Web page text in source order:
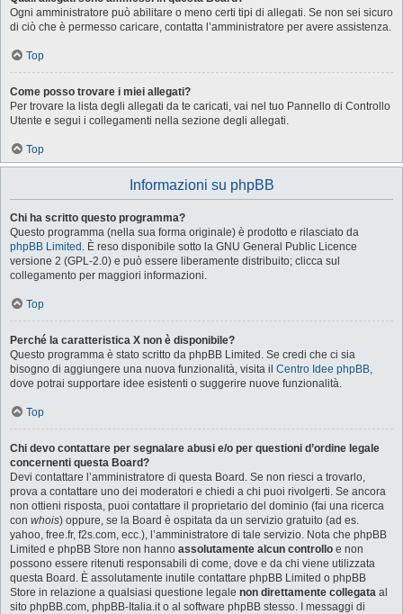
Ogni amministratore può abilitare o meno certi tipi di allegati. Se non sei sicuro
di ciò che è permesso caricare, contatta l’amministratore per avere assistenza.
Top
Come posso trovare i miei allegati?
Per trovare la lista degli allegati da te caricati, vai nel tuo Pannello di Controllo
Utente e segui i collegamenti nella sezione degli allegati.
Top
Informazioni su phpBB
Chi ha scritto questo programma?
Questo programma (nella sua forma originale) è prodotto e rilasciato da
phpBB Limited . È reso disponibile sotto la GNU General Public Licence
versione 2 (GPL-2.0) e può essere liberamente distribuito; clicca sul
collegamento per maggiori informazioni.
Top
Perché la caratteristica X non è disponibile?
Questo programma è stato scritto da phpBB Limited. Se credi che ci sia
bisogno di aggiungere una nuova funzionalità, visita il Centro Idee phpBB,
dove potrai supportare idee esistenti o suggerire nuove funzionalità.
Top
Chi devo contattare per segnalare abusi e/o per questioni d’ordine legale
concernenti questa Board?
Devi contattare l’amministratore di questa Board. Se non riesci a trovarlo,
prova a contattare uno dei moderatori e chiedi a chi puoi rivolgerti. Se ancora
non ottieni risposta, puoi contattare il proprietario del dominio (fai una ricerca
con whois) oppure, se la Board è ospitata da un servizio gratuito (ad es.
yahoo, free.fr, f2s.com, ecc.), l’amministratore di tale servizio. Nota che phpBB
Limited e phpBB Store non hanno assolutamente alcun controllo e non
possono essere ritenuti responsabili di come, dove e da chi viene utilizzata
questa Board. È assolutamente inutile contattare phpBB Limited o phpBB
Store in relazione a qualsiasi questione legale non direttamente collegata al
sito phpBB.com, phpBB-Italia.it o al software phpBB stesso. I messaggi di